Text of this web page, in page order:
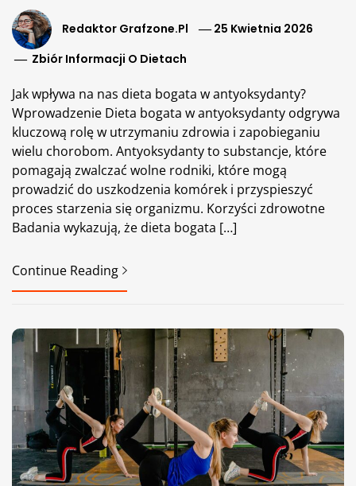
Redaktor Grafzone.pl
25 Kwietnia 2026
Zbiór Informacji O Dietach
Jak wpływa na nas dieta bogata w antyoksydanty?
Wprowadzenie Dieta bogata w antyoksydanty odgrywa
kluczową rolę w utrzymaniu zdrowia i zapobieganiu
wielu chorobom. Antyoksydanty to substancje, które
pomagają zwalczać wolne rodniki, które mogą
prowadzić do uszkodzenia komórek i przyspieszyć
proces starzenia się organizmu. Korzyści zdrowotne
Badania wykazują, że dieta bogata […]
Continue Reading